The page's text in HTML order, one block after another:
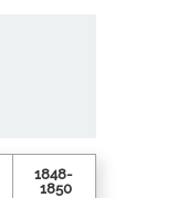
1848-
1850